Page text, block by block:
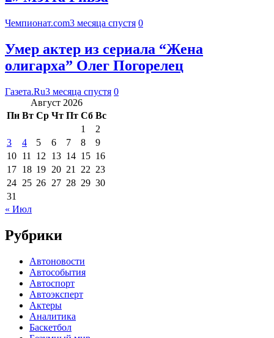
Чемпионат.com3 месяца спустя 0
Умер актер из сериала “Жена
олигарха” Олег Погорелец
Газета.Ru3 месяца спустя 0
Август 2026
Пн Вт Ср Чт Пт Сб Вс
1
2
3
4 5 6 7 8
9
10 11 12 13 14 15 16
17 18 19 20 21 22 23
24 25 26 27 28 29 30
31
« Июл
Рубрики
Автоновости
Автособытия
Автоспорт
Автоэксперт
Актеры
Аналитика
Баскетбол